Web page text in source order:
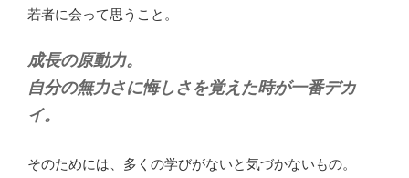
若者に会って思うこと。
成長の原動力。
自分の無力さに悔しさを覚えた時が一番デカ
イ。
そのためには、多くの学びがないと気づかないもの。